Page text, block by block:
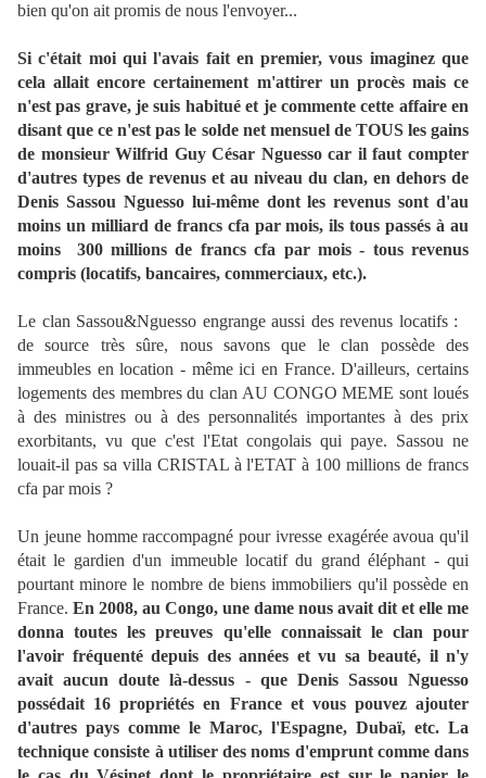
bien qu'on ait promis de nous l'envoyer...
Si c'était moi qui l'avais fait en premier, vous imaginez que
cela allait encore certainement m'attirer un procès mais ce
n'est pas grave, je suis habitué et je commente cette affaire en
disant que ce n'est pas le solde net mensuel de TOUS les gains
de monsieur Wilfrid Guy César Nguesso car il faut compter
d'autres types de revenus et au niveau du clan, en dehors de
Denis Sassou Nguesso lui-même dont les revenus sont d'au
moins un milliard de francs cfa par mois, ils tous passés à au
moins 300 millions de francs cfa par mois - tous revenus
compris (locatifs, bancaires, commerciaux, etc.).
Le clan Sassou&Nguesso engrange aussi des revenus locatifs :
de source très sûre, nous savons que le clan possède des
immeubles en location - même ici en France. D'ailleurs, certains
logements des membres du clan AU CONGO MEME sont loués
à des ministres ou à des personnalités importantes à des prix
exorbitants, vu que c'est l'Etat congolais qui paye. Sassou ne
louait-il pas sa villa CRISTAL à l'ETAT à 100 millions de francs
cfa par mois ?
Un jeune homme raccompagné pour ivresse exagérée avoua qu'il
était le gardien d'un immeuble locatif du grand éléphant - qui
pourtant minore le nombre de biens immobiliers qu'il possède en
France. En 2008, au Congo, une dame nous avait dit et elle me
donna toutes les preuves qu'elle connaissait le clan pour
l'avoir fréquenté depuis des années et vu sa beauté, il n'y
avait aucun doute là-dessus - que Denis Sassou Nguesso
possédait 16 propriétés en France et vous pouvez ajouter
d'autres pays comme le Maroc, l'Espagne, Dubaï, etc. La
technique consiste à utiliser des noms d'emprunt comme dans